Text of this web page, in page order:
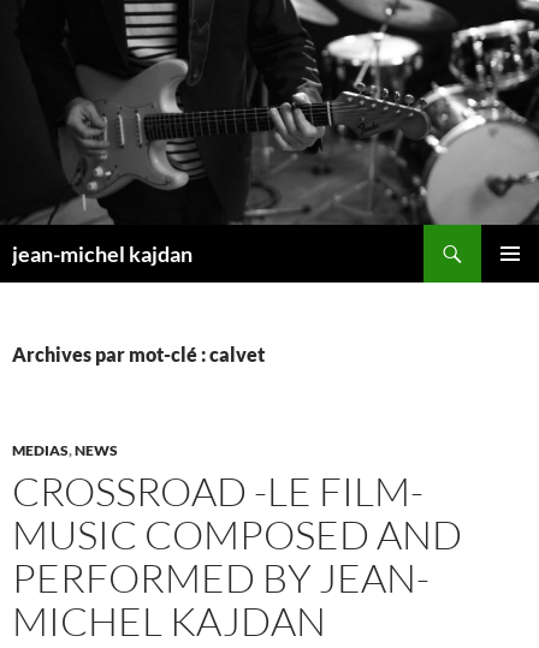
jean-michel kajdan
Archives par mot-clé : calvet
MEDIAS,NEWS
CROSSROAD -LE FILM-
MUSIC COMPOSED AND
PERFORMED BY JEAN-
MICHEL KAJDAN